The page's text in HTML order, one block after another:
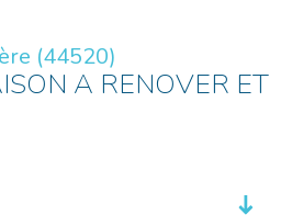
(44520)
A RENOVER ET